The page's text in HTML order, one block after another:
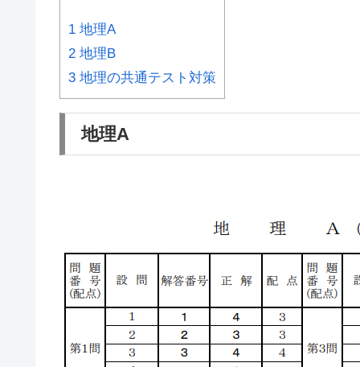
1 地理A
2 地理B
3 地理の共通テスト対策
地理A